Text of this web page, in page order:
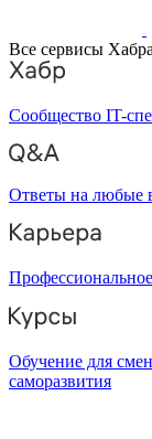
Все сервисы Хабра
Сообщество IT-
Ответы на любые
Обучение для
саморазвития